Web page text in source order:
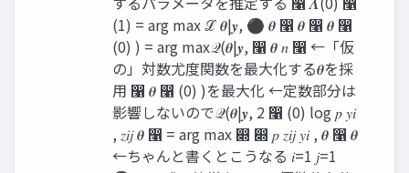
(1) = arg max ℒ 𝜽|𝒚, ⚫ 𝜽 ෡ 𝜽 ෡ 𝜽 ෡
(0) ) = arg max𝒬(𝜽|𝒚, ෡ 𝜽 𝑛 ෡ ←「仮
の」対数尤度関数を最大化する𝜽を採
用 ෡ 𝜽 ෡ (0) )を最大化 ←定数部分は
影響しないので𝒬(𝜽|𝒚, 2 ෡ (0) log 𝑝 𝑦𝑖
, 𝑧𝑖𝑗 𝜽 ෡ = arg max ෍ ෍ 𝑝 𝑧𝑖𝑗 𝑦𝑖 , 𝜽 ෡ 𝜽
←ちゃんと書くとこうなる 𝑖=1 𝑗=1